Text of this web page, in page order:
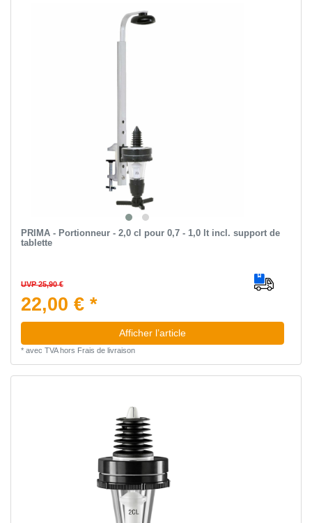
PRIMA - Portionneur - 2,0 cl pour 0,7 - 1,0 lt incl. support de
tablette
UVP 25,90 €
22,00 € *
Afficher l’article
* avec TVAhors Frais de livraison